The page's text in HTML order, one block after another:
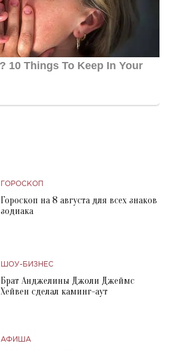
ГОРОСКОП
Гороскоп на 8 августа для всех знаков
зодиака
ШОУ-БИЗНЕС
Брат Анджелины Джоли Джеймс
Хейвен сделал каминг-аут
АФИША